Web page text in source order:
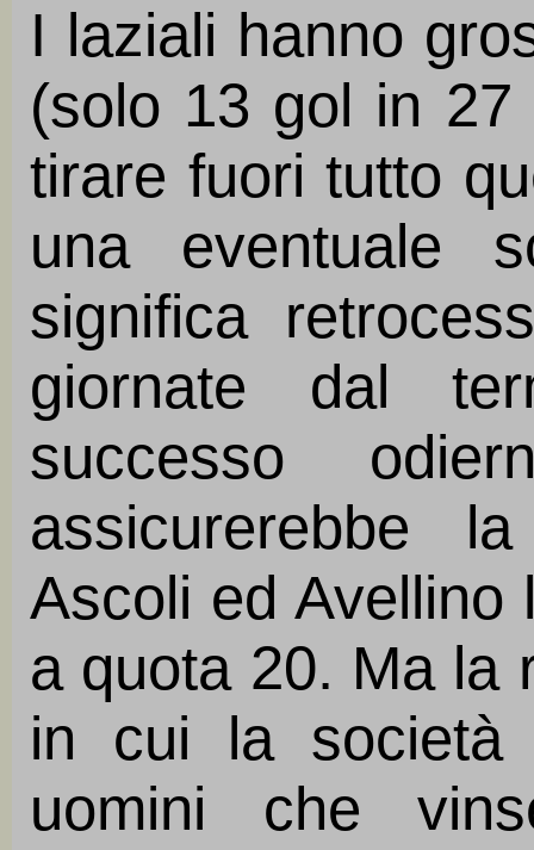
I laziali hanno
(solo 13 gol in
tirare fuori tutto
una eventuale
significa
giornate dal
successo
assicurerebbe
Ascoli ed Avellino
a quota 20. Ma la
in cui la società
uomini che